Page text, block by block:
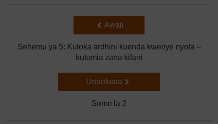
Back to previous page
Awali
Sehemu ya 5: Kutoka ardhini kuenda kwenye nyota –
kutumia zana kifani
Go to next page
Unaofuata
Somo la 2